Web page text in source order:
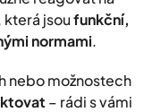
která jsoufunkční,
normami.
nebo možnostech
– rádi s vámi